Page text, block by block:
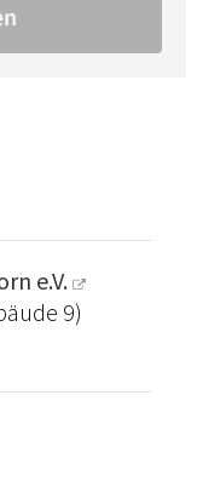
e.V.
9)